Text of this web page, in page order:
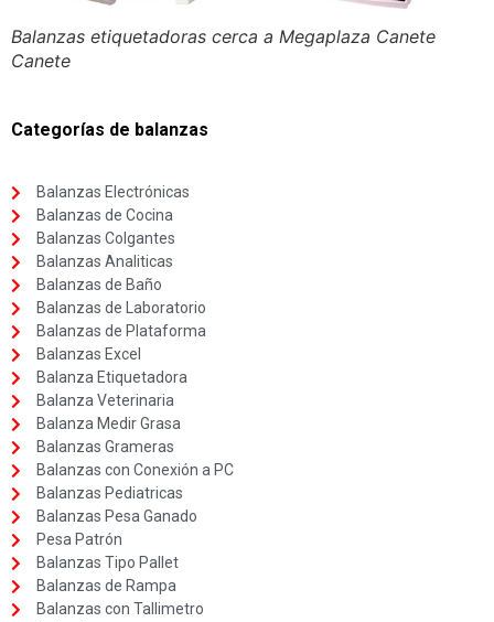
Balanzas etiquetadoras cerca a Megaplaza Canete
Canete
Categorías de balanzas
Balanzas Electrónicas
Balanzas de Cocina
Balanzas Colgantes
Balanzas Analiticas
Balanzas de Baño
Balanzas de Laboratorio
Balanzas de Plataforma
Balanzas Excel
Balanza Etiquetadora
Balanza Veterinaria
Balanza Medir Grasa
Balanzas Grameras
Balanzas con Conexión a PC
Balanzas Pediatricas
Balanzas Pesa Ganado
Pesa Patrón
Balanzas Tipo Pallet
Balanzas de Rampa
Balanzas con Tallimetro